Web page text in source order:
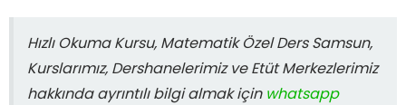
Hızlı Okuma Kursu, Matematik Özel Ders Samsun,
Kurslarımız, Dershanelerimiz ve Etüt Merkezlerimiz
hakkında ayrıntılı bilgi almak için whatsapp